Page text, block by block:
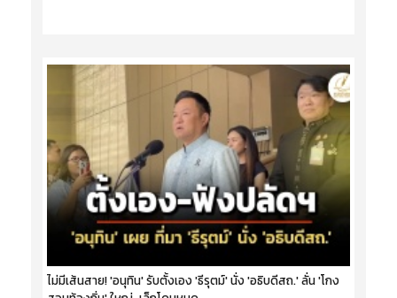
ไม่มีเส้นสาย! 'อนุทิน' รับตั้งเอง 'ธีรุตม์' นั่ง 'อธิบดีสถ.' ลั่น 'โกง